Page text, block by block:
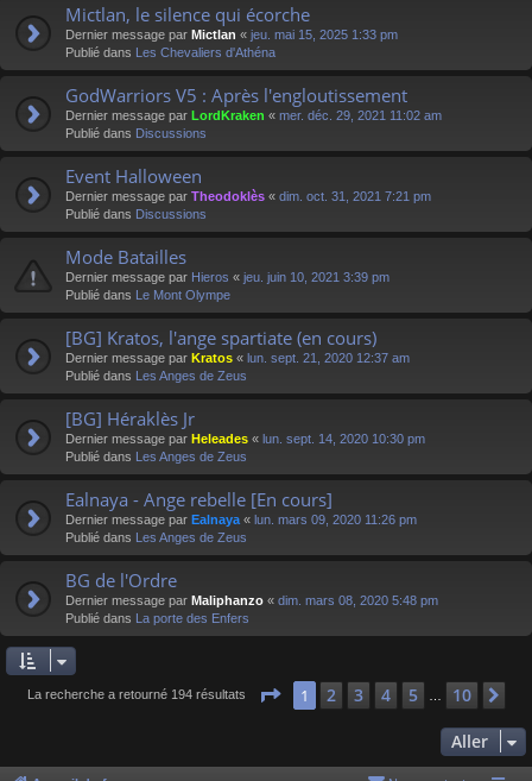
Mictlan, le silence qui écorche
Dernier message par Mictlan « jeu. mai 15, 2025 1:33 pm
Publié dans Les Chevaliers d'Athéna
GodWarriors V5 : Après l'engloutissement
Dernier message par LordKraken « mer. déc. 29, 2021 11:02 am
Publié dans Discussions
Event Halloween
Dernier message par Theodoklès « dim. oct. 31, 2021 7:21 pm
Publié dans Discussions
Mode Batailles
Dernier message par Hieros « jeu. juin 10, 2021 3:39 pm
Publié dans Le Mont Olympe
[BG] Kratos, l'ange spartiate (en cours)
Dernier message par Kratos « lun. sept. 21, 2020 12:37 am
Publié dans Les Anges de Zeus
[BG] Héraklès Jr
Dernier message par Heleades « lun. sept. 14, 2020 10:30 pm
Publié dans Les Anges de Zeus
Ealnaya - Ange rebelle [En cours]
Dernier message par Ealnaya « lun. mars 09, 2020 11:26 pm
Publié dans Les Anges de Zeus
BG de l'Ordre
Dernier message par Maliphanzo « dim. mars 08, 2020 5:48 pm
Publié dans La porte des Enfers
La recherche a retourné 194 résultats Page 1sur 10
1 2 3 4 5 10
Aller